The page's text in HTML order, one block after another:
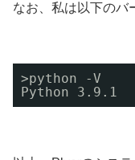
なお、私は以下のバ
>python -V
Python 3.9.1